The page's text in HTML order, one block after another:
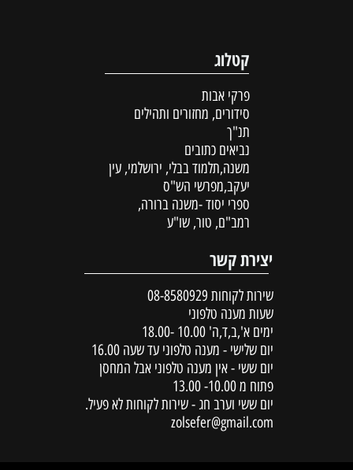
קטלוג
פרקי אבות
סידורים, מחזורים ותהילים
תנ"ך
נביאים כתובים
משנה,תלמוד בבלי, ירושלמי, עין
יעקב,מפרשי הש"ס
ספרי יסוד -משנה ברורה,
רמב"ם, טור, שו"ע
יצירת קשר
שירות לקוחות 08-8580929
שעות מענה טלפוני
ימים א',ב,ד,ה' 10.00 -18.00
יום שלישי - מענה טלפוני עד שעה 16.00
יום ששי - אין מענה טלפוני אבל המחסן
פתוח מ 10.00- 13.00
יום ששי וערב חג - שירות לקוחות לא פעיל.
zolsefer@gmail.com